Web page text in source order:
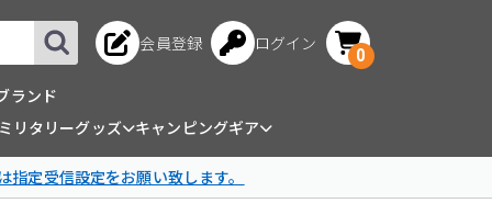
会員登録 ログイン
0
ランド
リタリーグッズ
キャンピングギア
定受信設定をお願い致します。